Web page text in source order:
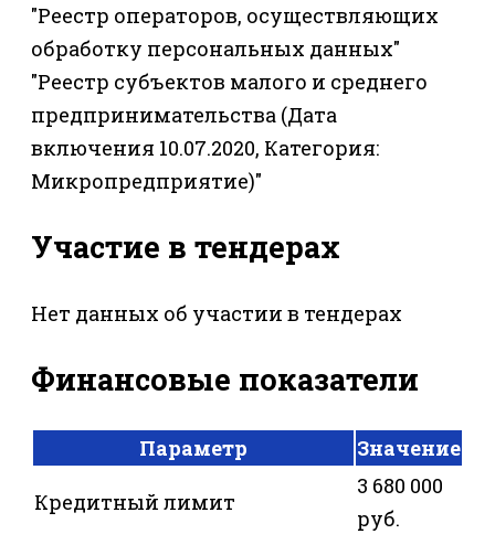
"Реестр операторов, осуществляющих
обработку персональных данных"
"Реестр субъектов малого и среднего
предпринимательства (Дата
включения 10.07.2020, Категория:
Микропредприятие)"
Участие в тендерах
Нет данных об участии в тендерах
Финансовые показатели
Параметр Значение
Кредитный лимит
3 680 000
руб.